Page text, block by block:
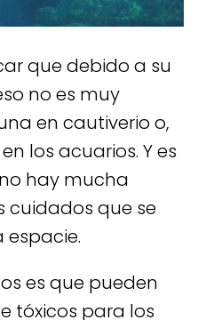
que debido a su
no es muy
en cautiverio o,
los acuarios. Y es
hay mucha
cuidados que se
espacie.
es que pueden
tóxicos para los